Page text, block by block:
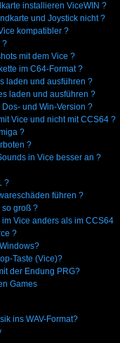
installieren ViceWIN ?
und Joystick nicht ?
kompatibler ?
?
mit dem Vice ?
im C64-Format ?
laden und ausführen ?
laden und ausführen ?
und Win-Version ?
Vice und nicht mit CCS64 ?
?
?
in Vice besser an ?
?
führen ?
so groß ?
Vice anders als im CCS64
?
Taste (Vice)?
der Endung PRG?
Games
ins WAV-Format?